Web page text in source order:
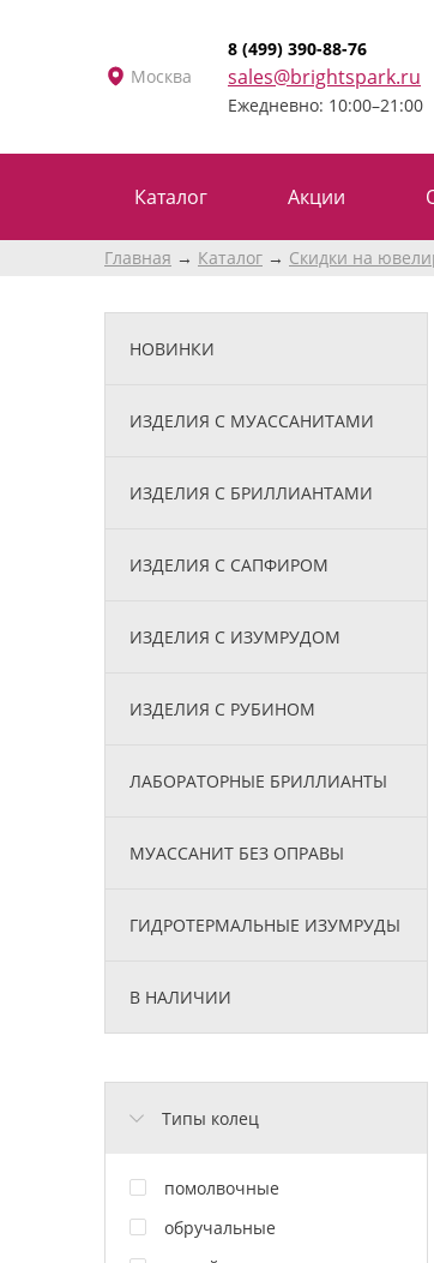
Москва
8 (499) 390-88-76
sales@brightspark.ru
Ежедневно: 10:00–21:00
Каталог Акции
Главная Каталог Скидки на
НОВИНКИ
ИЗДЕЛИЯ С МУАССАНИТАМИ
ИЗДЕЛИЯ С БРИЛЛИАНТАМИ
ИЗДЕЛИЯ С САПФИРОМ
ИЗДЕЛИЯ С ИЗУМРУДОМ
ИЗДЕЛИЯ С РУБИНОМ
ЛАБОРАТОРНЫЕ БРИЛЛИАНТЫ
МУАССАНИТ БЕЗ ОПРАВЫ
ГИДРОТЕРМАЛЬНЫЕ ИЗУМРУДЫ
В НАЛИЧИИ
Типы колец
помолвочные
обручальные